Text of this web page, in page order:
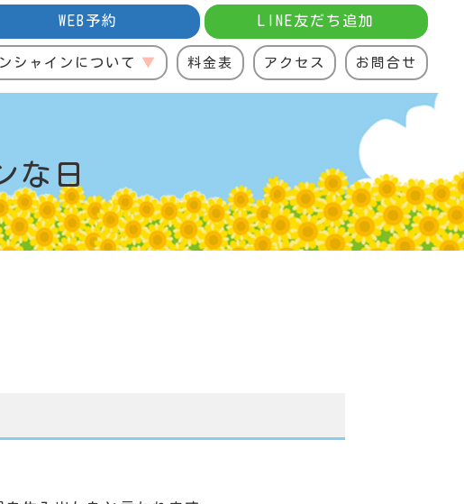
WEB予約 LINE友だち追加
シャインについて 料金表 アクセス お問合せ
な日